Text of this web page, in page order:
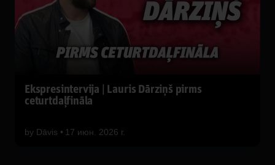
Ekspresintervija | Lauris Dārziņš pirms
ceturtdaļfināla
by Dāvis 17 июн. 2026 г.